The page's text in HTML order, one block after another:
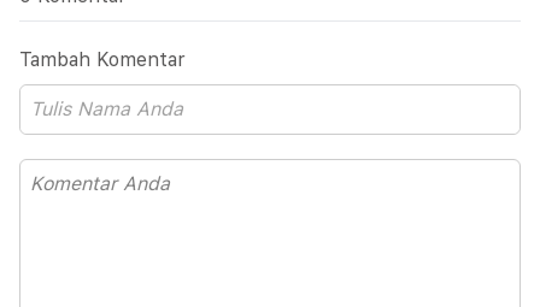
Tambah Komentar